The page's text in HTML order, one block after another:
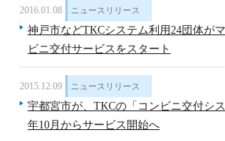
2016.01.08 ニュースリリース
神戸市などTKCシステム利用24団体が
ビニ交付サービスをスタート
2015.12.09 ニュースリリース
宇都宮市が、TKCの「コンビニ交付シ
年10月からサービス開始へ